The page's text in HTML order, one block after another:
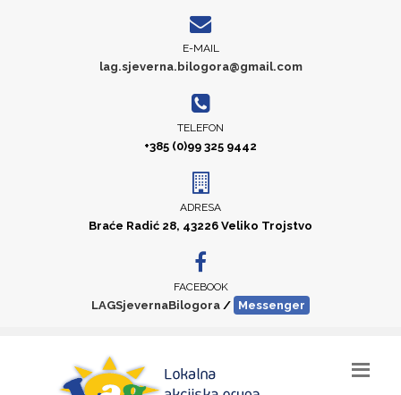
E-MAIL
lag.sjeverna.bilogora@gmail.com
TELEFON
+385 (0)99 325 9442
ADRESA
Braće Radić 28, 43226 Veliko Trojstvo
FACEBOOK
LAGSjevernaBilogora / Messenger